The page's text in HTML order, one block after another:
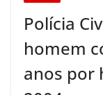
Polícia
homem
anos por